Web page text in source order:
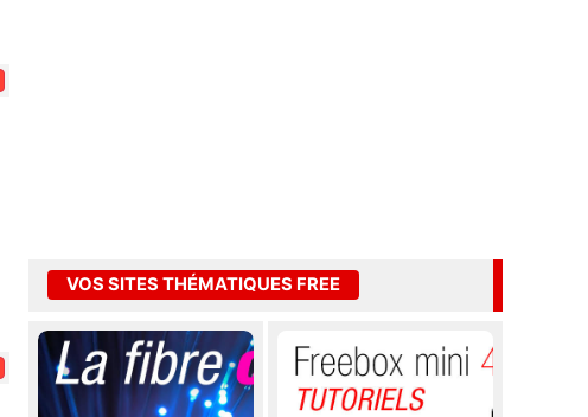
VOS SITES THÉMATIQUES FREE